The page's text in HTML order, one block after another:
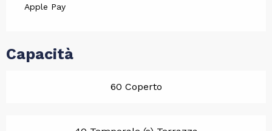
Apple Pay
Capacità
60 Coperto